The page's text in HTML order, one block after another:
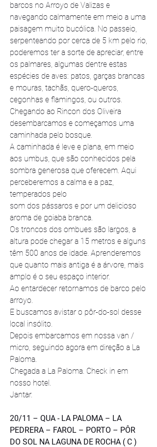
barcos no Arroyo de Valizas e
navegando calmamente em meio a uma
paisagem muito bucólica. No passeio,
serpenteando por cerca de 5 km pelo rio,
poderemos ter a sorte de apreciar, entre
os palmares, algumas dentre estas
espécies de aves: patos, garças brancas
e mouras, tachãs, quero-queros,
cegonhas e flamingos, ou outros.
Chegando ao Rincon dos Oliveira
desembarcamos e começamos uma
caminhada pelo bosque.
A caminhada é leve e plana, em meio
aos umbus, que são conhecidos pela
sombra generosa que oferecem. Aqui
perceberemos a calma e a paz,
temperados pelo
som dos pássaros e por um delicioso
aroma de goiaba branca.
Os troncos dos ombues são largos, a
altura pode chegar a 15 metros e alguns
têm 500 anos de idade. Aprenderemos
que quanto mais antiga é a árvore, mais
amplo é o seu espaço interior.
Ao entardecer retornamos de barco pelo
arroyo.
E buscamos avistar o pôr-do-sol desse
local insólito.
Depois embarcamos em nossa van /
micro, seguindo agora em direção a La
Paloma.
Chegada a La Paloma. Check in em
nosso hotel.
Jantar.
20/11 – QUA - LA PALOMA – LA
PEDRERA – FAROL – PORTO – PÔR
DO SOL NA LAGUNA DE ROCHA ( C )